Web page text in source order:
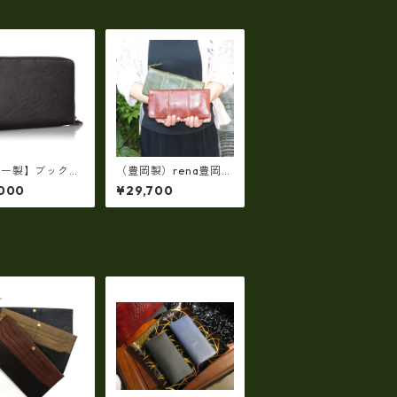
製】ブックホ
マルチシステ
ット【ビジネ
ew-21545
（豊岡製）rena豊岡
サスティナブルレザ
ー・レッザボタニカ 牛
革ラウンドファスナー
¥29,700